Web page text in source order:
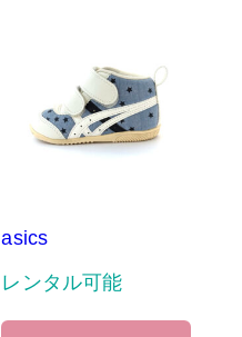
asics
レンタル可能